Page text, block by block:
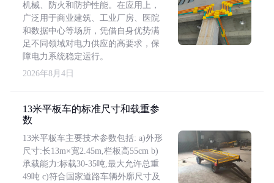
机械、防火和防护性能。在应用上，
广泛用于商业建筑、工业厂房、医院
和数据中心等场所，凭借自身优势满
足不同领域对电力供应的高要求，保
障电力系统稳定运行。
2026年8月4日
13米平板车的标准尺寸和载重参
数
13米平板车主要技术参数包括: a)外形
尺寸:长13m×宽2.45m,栏板高55cm b)
承载能力:标载30-35吨,最大允许总重
49吨 c)符合国家道路车辆外廓尺寸及